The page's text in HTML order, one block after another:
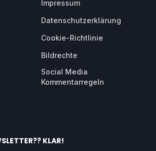
Impressum
Datenschutzerklärung
Cookie-Richtlinie
Bildrechte
Social Media
Kommentarregeln
KLAR!